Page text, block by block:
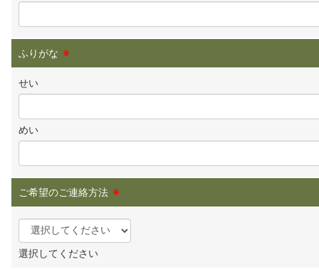
ふりがな ※
せい
めい
ご希望のご連絡方法 ※
選択してください